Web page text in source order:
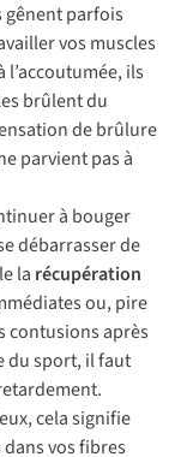
gênent parfois
vos muscles
l’accoutumée, ils
brûlent du
de brûlure
parvient pas à
à bouger
débarrasser de
la récupération
ou, pire
contusions après
du sport, il faut
cela signifie
vos fibres